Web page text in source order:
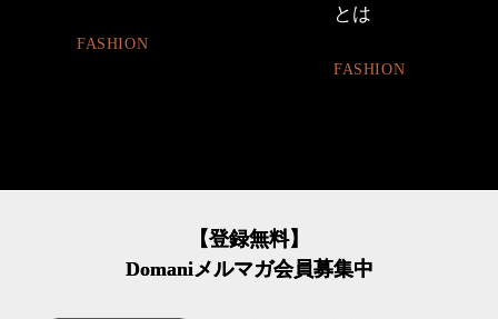
割。」
LIFESTYLE
【登録無料】
Domaniメルマガ会員募集中